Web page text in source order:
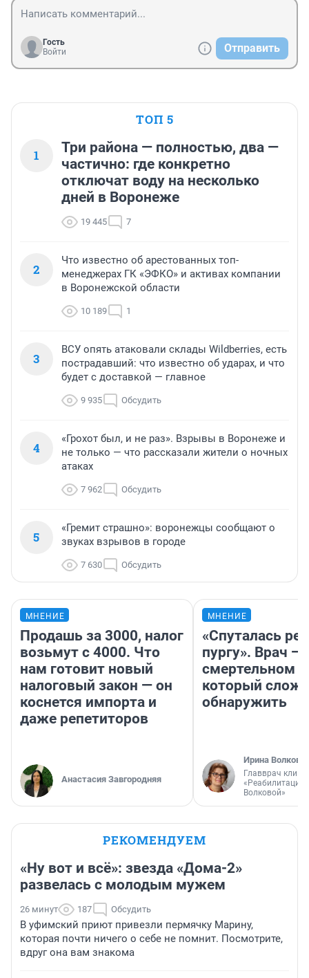
Гость
Войти
Отправить
ТОП 5
1
Три района — полностью, два —
частично: где конкретно
отключат воду на несколько
дней в Воронеже
19 445 7
2
Что известно об арестованных топ-
менеджерах ГК «ЭФКО» и активах компании
в Воронежской области
10 189 1
3
ВСУ опять атаковали склады Wildberries, есть
пострадавший: что известно об ударах, и что
будет с доставкой — главное
9 935 Обсудить
4
«Грохот был, и не раз». Взрывы в Воронеже и
не только — что рассказали жители о ночных
атаках
7 962 Обсудить
5
«Гремит страшно»: воронежцы сообщают о
звуках взрывов в городе
7 630 Обсудить
МНЕНИЕ
Продашь за 3000, налог
возьмут с 4000. Что
нам готовит новый
налоговый закон — он
коснется импорта и
даже репетиторов
Анастасия Завгородняя
МНЕНИЕ
«Спуталась
пургу». Врач —
смертельном
который
обнаружить
Ирина Волкова
Главврач
«Реабилитация
Волковой»
РЕКОМЕНДУЕМ
«Ну вот и всё»: звезда «Дома-2»
развелась с молодым мужем
26 минут 187 Обсудить
В уфимский приют привезли пермячку Марину,
которая почти ничего о себе не помнит. Посмотрите,
вдруг она вам знакома